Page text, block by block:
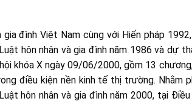
đình Việt Nam cùng với Hiến pháp
hôn nhân và gia đình năm 1986 và dự
khóa X ngày 09/06/2000, gồm 13
điều kiện nền kinh tế thị trường. Nhằm
hôn nhân và gia đình năm 2000, tại Điều